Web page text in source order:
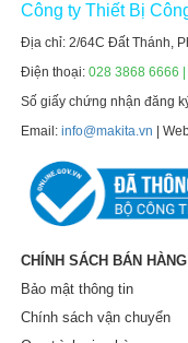
Công ty Thiết Bị
Địa chỉ: 2/64C Đất Thánh,
Điện thoại:028 3868 6666
Số giấy chứng nhận đăng
Email:info@makita.vn |
CHÍNH SÁCH BÁN HÀNG
Bảo mật thông tin
Chính sách vận chuyển